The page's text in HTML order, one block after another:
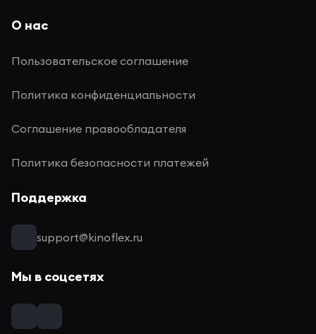
О нас
Пользовательское соглашение
Политика конфиденциальности
Соглашение правообладателя
Политика безопасности платежей
Поддержка
support@kinoflex.ru
Мы в соцсетях